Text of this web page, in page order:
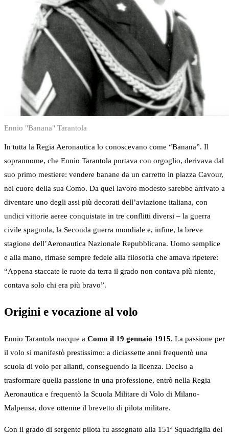
Ennio "Banana" Tarantola
In tutta la Regia Aeronautica lo conoscevano come “Banana”. Il
soprannome, che Ennio Tarantola portava con orgoglio, derivava dal
suo primo mestiere: vendere banane da un carretto in piazza Cavour,
nel cuore della sua Como. Da quel lavoro modesto sarebbe arrivato a
diventare uno degli assi più decorati dell’aviazione italiana, con
undici vittorie aeree conquistate in tre conflitti diversi – la guerra
civile spagnola, la Seconda guerra mondiale e, infine, la breve
stagione dell’Aeronautica Nazionale Repubblicana. Uomo semplice
e alla mano, rimase sempre fedele alla filosofia che amava ripetere:
“Appena staccate le ruote da terra il grado non contava più niente,
contava solo chi era più bravo”.
Origini e vocazione al volo
Ennio Tarantola nacque a Como il 19 gennaio 1915. La passione per
il volo si manifestò prestissimo: a diciassette anni frequentò una
scuola di volo per alianti, conseguendo la licenza. Deciso a
trasformare quella passione in una professione, entrò nella Regia
Aeronautica e frequentò la Scuola Militare di Volo di Milano-
Malpensa, dove ottenne il brevetto di pilota militare.
Con il grado di sergente pilota fu assegnato alla 151ª Squadriglia del